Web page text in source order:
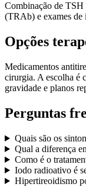
Combinação de
(TRAb) e exames de
Opções
Medicamentos
cirurgia. A escolha é
gravidade e planos
Perguntas
Quais são os
Qual a diferença
Como é o
Iodo radioativo é
Hipertireoidismo